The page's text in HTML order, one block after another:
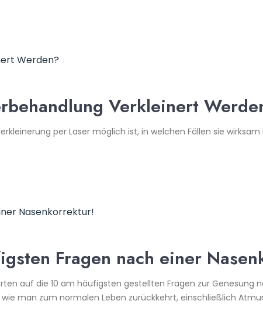
Verkleinert
per Laser möglich ist, in welchen Fällen sie
Fragen nach einer
auf die 10 am häufigsten gestellten Fragen zur Genesung
man zum normalen Leben zurückkehrt, einschließlich